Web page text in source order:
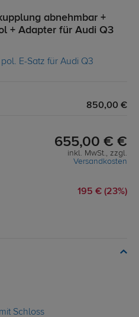
abnehmbar +
+ Adapter für Audi Q3
850,00 €
655,00 € €
inkl. MwSt., zzgl.
Versandkosten
195 € (23%)